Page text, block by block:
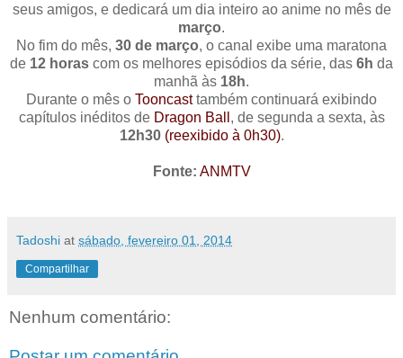
seus amigos, e dedicará um dia inteiro ao anime no mês de
março.
No fim do mês, 30 de março, o canal exibe uma maratona
de 12 horas com os melhores episódios da série, das 6h da
manhã às 18h.
Durante o mês o Tooncasttambém continuará exibindo
capítulos inéditos deDragon Ball , de segunda a sexta, às
12h30 (reexibido à 0h30).
Fonte: ANMTV
Tadoshi at sábado, fevereiro 01, 2014
Compartilhar
Nenhum comentário: